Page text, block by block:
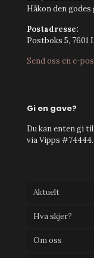
Håkon den godes
Postadresse:
Postboks 5, 7601
Send oss en e-
Gi en gave?
Du kan enten gi
via Vipps
Aktuelt
Hva skjer?
Om oss